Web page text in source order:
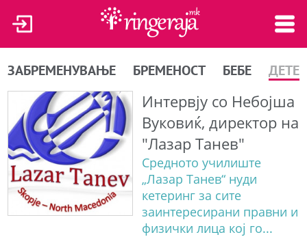
ЗАБРЕМЕНУВАЊЕ БРЕМЕНОСТ БЕБЕ ДЕТЕ
Интервју со Небојша
Вуковиќ, директор на
"Лазар Танев"
Средното училиште
„Лазар Танев“ нуди
кетеринг за сите
заинтересирани правни и
физички лица кој го...